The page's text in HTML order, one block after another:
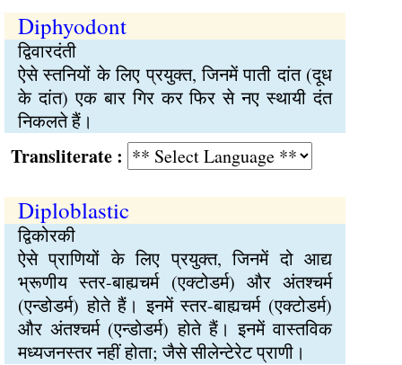
Diphyodont
द्विवारदंती
ऐसे स्तनियों के लिए प्रयुक्त, जिनमें पाती दांत (दूध
के दांत) एक बार गिर कर फिर से नए स्थायी दंत
निकलते हैं।
:
Diploblastic
द्विकोरकी
ऐसे प्राणियों के लिए प्रयुक्त, जिनमें दो आद्य
भ्रूणीय स्तर-बाह्यचर्म (एक्टोडर्म) और अंतश्चर्म
(एन्डोडर्म) होते हैं। इनमें स्तर-बाह्यचर्म (एक्टोडर्म)
और अंतश्चर्म (एन्डोडर्म) होते हैं। इनमें वास्तविक
मध्यजनस्तर नहीं होता; जैसे सीलेन्टेरेट प्राणी।